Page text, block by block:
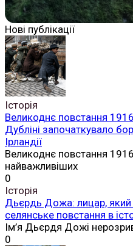
Нові публікації
Історія
Великоднє повстання
Дубліні започаткувало
Ірландії
Великоднє повстання
найважливіших
0
Історія
Дьєрдь Дожа: лицар, який
селянське повстання в
Ім’я Дьєрдя Дожі
0